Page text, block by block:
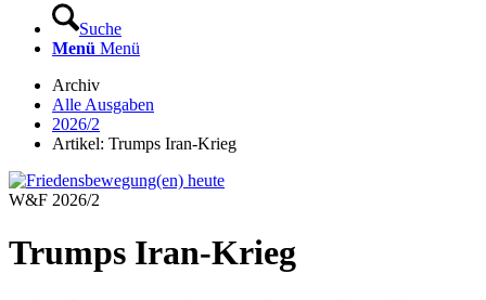
Suche
Menü Menü
Archiv
Alle Ausgaben
2026/2
Artikel: Trumps Iran-Krieg
W&F 2026/2
Trumps Iran-Krieg